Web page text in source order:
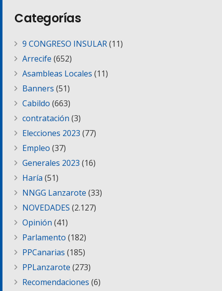
Categorías
9 CONGRESO INSULAR(11)
Arrecife (652)
Asambleas Locales (11)
Banners (51)
Cabildo (663)
contratación (3)
Elecciones 2023 (77)
Empleo (37)
Generales 2023 (16)
Haría (51)
NNGG Lanzarote (33)
NOVEDADES (2.127)
Opinión (41)
Parlamento (182)
PPCanarias (185)
PPLanzarote (273)
Recomendaciones (6)